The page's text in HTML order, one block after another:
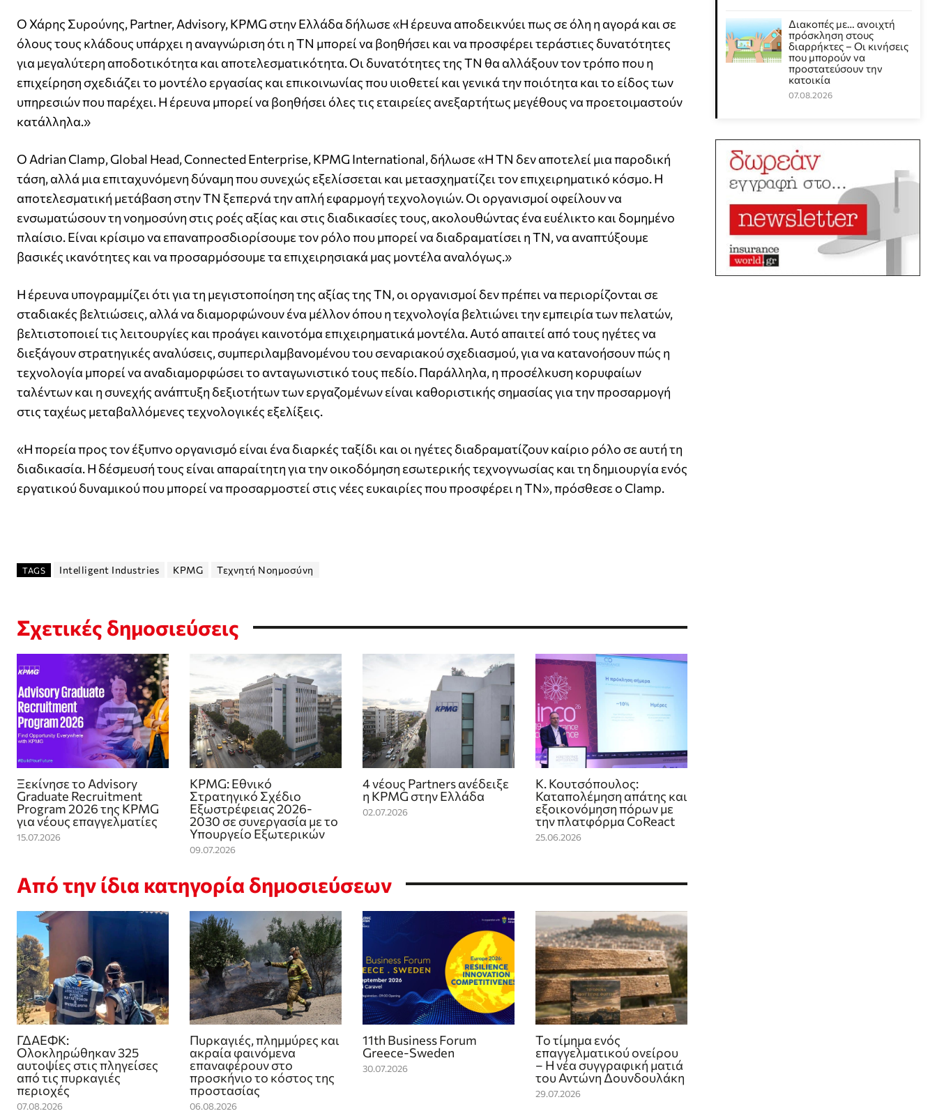
Ο Χάρης Συρούνης, Partner, Advisory, KPMG στην Ελλάδα δήλωσε «Η έρευνα αποδεικνύει πως σε όλη η αγορά και σε
όλους τους κλάδους υπάρχει η αναγνώριση ότι η ΤΝ μπορεί να βοηθήσει και να προσφέρει τεράστιες δυνατότητες
για μεγαλύτερη αποδοτικότητα και αποτελεσματικότητα. Οι δυνατότητες της ΤΝ θα αλλάξουν τον τρόπο που η
επιχείρηση σχεδιάζει το μοντέλο εργασίας και επικοινωνίας που υιοθετεί και γενικά την ποιότητα και το είδος των
υπηρεσιών που παρέχει. Η έρευνα μπορεί να βοηθήσει όλες τις εταιρείες ανεξαρτήτως μεγέθους να προετοιμαστούν
κατάλληλα.»
Ο Adrian Clamp, Global Head, Connected Enterprise, KPMG International, δήλωσε «Η ΤΝ δεν αποτελεί μια παροδική
τάση, αλλά μια επιταχυνόμενη δύναμη που συνεχώς εξελίσσεται και μετασχηματίζει τον επιχειρηματικό κόσμο. Η
αποτελεσματική μετάβαση στην ΤΝ ξεπερνά την απλή εφαρμογή τεχνολογιών. Οι οργανισμοί οφείλουν να
ενσωματώσουν τη νοημοσύνη στις ροές αξίας και στις διαδικασίες τους, ακολουθώντας ένα ευέλικτο και δομημένο
πλαίσιο. Είναι κρίσιμο να επαναπροσδιορίσουμε τον ρόλο που μπορεί να διαδραματίσει η ΤΝ, να αναπτύξουμε
βασικές ικανότητες και να προσαρμόσουμε τα επιχειρησιακά μας μοντέλα αναλόγως.»
Η έρευνα υπογραμμίζει ότι για τη μεγιστοποίηση της αξίας της ΤΝ, οι οργανισμοί δεν πρέπει να περιορίζονται σε
σταδιακές βελτιώσεις, αλλά να διαμορφώνουν ένα μέλλον όπου η τεχνολογία βελτιώνει την εμπειρία των πελατών,
βελτιστοποιεί τις λειτουργίες και προάγει καινοτόμα επιχειρηματικά μοντέλα. Αυτό απαιτεί από τους ηγέτες να
διεξάγουν στρατηγικές αναλύσεις, συμπεριλαμβανομένου του σεναριακού σχεδιασμού, για να κατανοήσουν πώς η
τεχνολογία μπορεί να αναδιαμορφώσει το ανταγωνιστικό τους πεδίο. Παράλληλα, η προσέλκυση κορυφαίων
ταλέντων και η συνεχής ανάπτυξη δεξιοτήτων των εργαζομένων είναι καθοριστικής σημασίας για την προσαρμογή
στις ταχέως μεταβαλλόμενες τεχνολογικές εξελίξεις.
«Η πορεία προς τον έξυπνο οργανισμό είναι ένα διαρκές ταξίδι και οι ηγέτες διαδραματίζουν καίριο ρόλο σε αυτή τη
διαδικασία. Η δέσμευσή τους είναι απαραίτητη για την οικοδόμηση εσωτερικής τεχνογνωσίας και τη δημιουργία ενός
εργατικού δυναμικού που μπορεί να προσαρμοστεί στις νέες ευκαιρίες που προσφέρει η ΤΝ», πρόσθεσε ο Clamp.
TAGS Intelligent Industries KPMG Τεχνητή Νοημοσύνη
Σχετικές δημοσιεύσεις
Ξεκίνησε το Advisory
Graduate Recruitment
Program 2026 της KPMG
για νέους επαγγελματίες
15.07.2026
KPMG: Εθνικό
Στρατηγικό Σχέδιο
Εξωστρέφειας 2026-
2030 σε συνεργασία με το
Υπουργείο Εξωτερικών
09.07.2026
4 νέους Partners ανέδειξε
η KPMG στην Ελλάδα
02.07.2026
Κ. Κουτσόπουλος:
Καταπολέμηση απάτης και
εξοικονόμηση πόρων με
την πλατφόρμα CoReact
25.06.2026
Από την ίδια κατηγορία δημοσιεύσεων
ΓΔΑΕΦΚ:
Ολοκληρώθηκαν 325
αυτοψίες στις πληγείσες
από τις πυρκαγιές
περιοχές
07.08.2026
Πυρκαγιές, πλημμύρες και
ακραία φαινόμενα
επαναφέρουν στο
προσκήνιο το κόστος της
προστασίας
06.08.2026
11th Business Forum
Greece-Sweden
30.07.2026
Το τίμημα ενός
επαγγελματικού ονείρου
– Η νέα συγγραφική ματιά
του Αντώνη Δουνδουλάκη
29.07.2026
Διακοπές με… ανοιχτή
πρόσκληση στους
διαρρήκτες – Οι κινήσεις
που μπορούν να
προστατεύσουν την
κατοικία
07.08.2026